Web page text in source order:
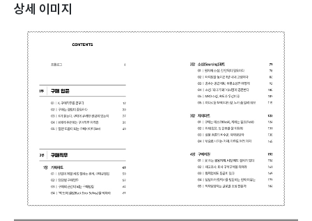
상세 이미지